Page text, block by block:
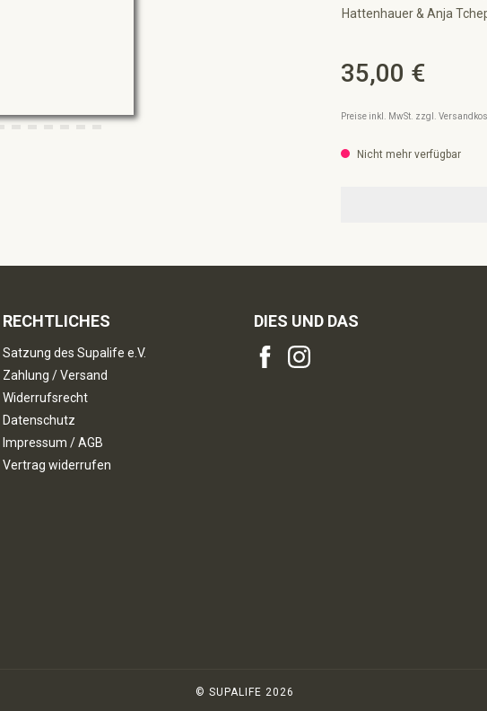
Hattenhauer & Anja
Regulärer Preis:
35,00 €
Preise inkl. MwSt. zzgl.
Nicht mehr verfügbar
RECHTLICHES
Satzung des Supalife e.V.
Zahlung / Versand
Widerrufsrecht
Datenschutz
Impressum / AGB
Vertrag widerrufen
DIES UND DAS
© SUPALIFE 2026